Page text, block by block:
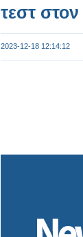
τεστ
2023-12-18 12:14:12